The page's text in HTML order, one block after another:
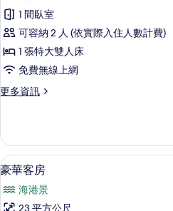
相
片
的
詳
示
時
尚
行
政
豪
客
房
的
所
1 間臥室
可容納 2 人 (依實際入住人數計費)
1 張特大雙人床
免費無線上網
更多資訊
更
行
政
豪
客
房
顯
示
豪
3
豪華客房
海港景
23 平方公尺